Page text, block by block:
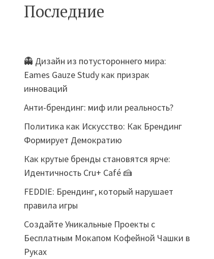
Последние
👻 Дизайн из потустороннего мира:
Eames Gauze Study как призрак
инноваций
Анти-брендинг: миф или реальность?
Политика как Искусство: Как Брендинг
Формирует Демократию
Как крутые бренды становятся ярче:
Идентичность Cru+ Café 🍰
FEDDIE: Брендинг, который нарушает
правила игры
Создайте Уникальные Проекты с
Бесплатным Мокапом Кофейной Чашки в
Руках